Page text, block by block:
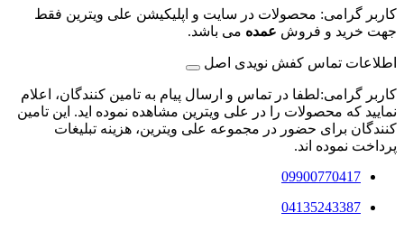
کاربر گرامی: محصولات در سایت و اپلیکیشن علی ویترین فقط
جهت خرید و فروش عمده می باشد.
اطلاعات تماس کفش نویدی اصل
کاربر گرامی:لطفا در تماس و ارسال پیام به تامین کنندگان، اعلام
نمایید که محصولات را در علی ویترین مشاهده نموده اید. این تامین
کنندگان برای حضور در مجموعه علی ویترین، هزینه تبلیغات
پرداخت نموده اند.
09900770417
04135243387